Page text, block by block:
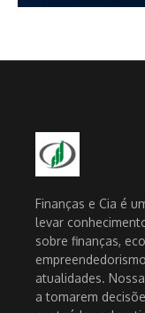
Finanças e Cia é
levar
sobre finanças,
atualidades.
a tomarem